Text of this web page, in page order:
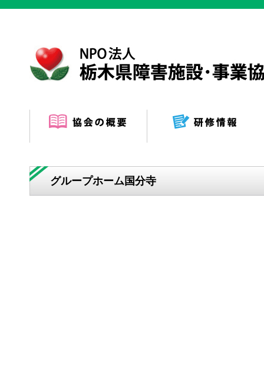
グループホーム国分寺